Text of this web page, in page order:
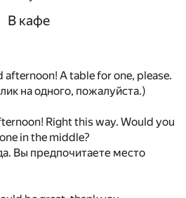
В кафе
afternoon! A table for one, please.
на одного, пожалуйста.)
Right this way. Would you
in the middle?
Вы предпочитаете место